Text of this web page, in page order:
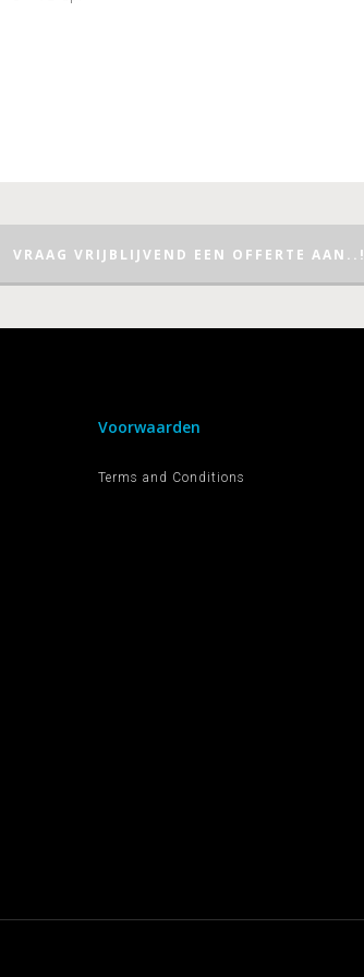
VRAAG VRIJBLIJVEND EEN OFFERTE AAN..!
Voorwaarden
Terms and Conditions